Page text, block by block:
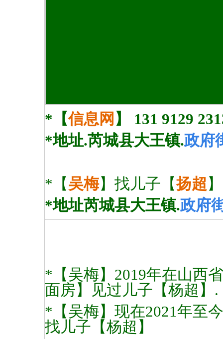
*【信息网 】 131 9129
*地址.芮城县大王镇.政府
*【吴梅】找儿子【扬超
*地址芮城县大王镇.政府
*【吴梅】2019年在山西
面房】见过儿子【杨超】.
*【吴梅】现在2021年至
找儿子【杨超】